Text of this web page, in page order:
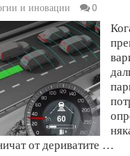
и иновации 0
от дериватите …